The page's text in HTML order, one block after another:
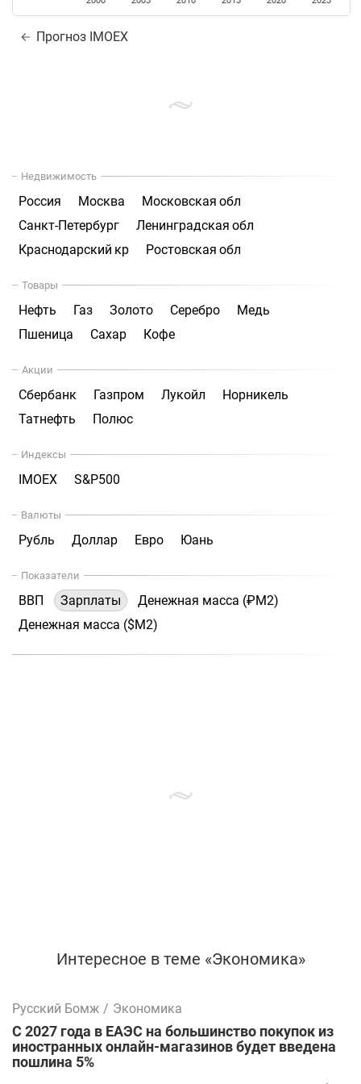
Прогноз IMOEX
Недвижимость
Россия Москва
Московская обл
Санкт-Петербург
Ленинградская обл
Краснодарский кр
Ростовская обл
Товары
Нефть Газ Золото Серебро
Медь
Пшеница
Сахар Кофе
Акции
Сбербанк Газпром Лукойл
Норникель
Татнефть
Полюс
Индексы
IMOEX S&P500
Валюты
Рубль Доллар Евро Юань
Показатели
ВВП Зарплаты
Денежная масса (₽М2)
Денежная масса ($М2)
Интересное в теме «Экономика»
Русский Бомж / Экономика
С 2027 года в ЕАЭС на большинство покупок из
иностранных онлайн-магазинов будет введена
пошлина 5%